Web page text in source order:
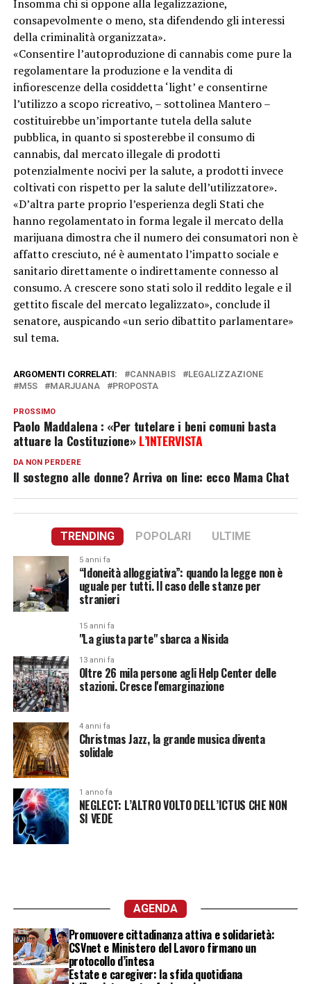
Insomma chi si oppone alla legalizzazione,
consapevolmente o meno, sta difendendo gli interessi
della criminalità organizzata».
«Consentire l’autoproduzione di cannabis come pure la
regolamentare la produzione e la vendita di
infiorescenze della cosiddetta ‘light’ e consentirne
l’utilizzo a scopo ricreativo, – sottolinea Mantero –
costituirebbe un’importante tutela della salute
pubblica, in quanto si sposterebbe il consumo di
cannabis, dal mercato illegale di prodotti
potenzialmente nocivi per la salute, a prodotti invece
coltivati con rispetto per la salute dell’utilizzatore».
«D’altra parte proprio l’esperienza degli Stati che
hanno regolamentato in forma legale il mercato della
marijuana dimostra che il numero dei consumatori non è
affatto cresciuto, né è aumentato l’impatto sociale e
sanitario direttamente o indirettamente connesso al
consumo. A crescere sono stati solo il reddito legale e il
gettito fiscale del mercato legalizzato», conclude il
senatore, auspicando «un serio dibattito parlamentare»
sul tema.
ARGOMENTI CORRELATI: CANNABIS
LEGALIZZAZIONE
M5S
MARJUANA PROPOSTA
PROSSIMO
Paolo Maddalena : «Per tutelare i beni comuni basta
attuare la Costituzione»L’INTERVISTA
DA NON PERDERE
Il sostegno alle donne? Arriva on line: ecco Mama Chat
TRENDING POPOLARI ULTIME
5 anni fa
“Idoneità alloggiativa”: quando la legge non è
uguale per tutti. Il caso delle stanze per
stranieri
15 anni fa
"La giusta parte" sbarca a Nisida
13 anni fa
Oltre 26 mila persone agli Help Center delle
stazioni. Cresce l'emarginazione
4 anni fa
Christmas Jazz, la grande musica diventa
solidale
1 anno fa
NEGLECT: L’ALTRO VOLTO DELL’ICTUS CHE NON
SI VEDE
AGENDA
Promuovere cittadinanza attiva e solidarietà:
CSVnet e Ministero del Lavoro firmano un
protocollo d’intesa
Estate e caregiver: la sfida quotidiana